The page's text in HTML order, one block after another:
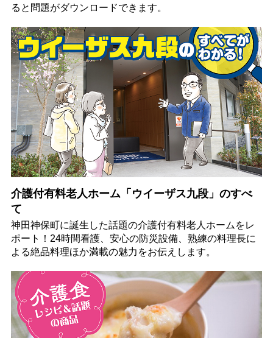
ると問題がダウンロードできます。
介護付有料老人ホーム「ウイーザス九段」のすべ
て
神田神保町に誕生した話題の介護付有料老人ホームをレ
ポート！24時間看護、安心の防災設備、熟練の料理長に
よる絶品料理ほか満載の魅力をお伝えします。